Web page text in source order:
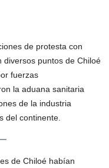
de protesta con
diversos puntos de Chiloé
fuerzas
la aduana sanitaria
de la industria
del continente.
de Chiloé habían